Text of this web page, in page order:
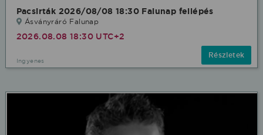
Pacsirták 2026/08/08 18:30 Falunap fellépés
Ásványráró Falunap
2026.08.08 18:30 UTC+2
Ingyenes
Részletek